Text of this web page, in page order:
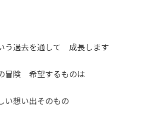
う過去を通して 成長します
冒険 希望するものは
い想い出そのもの